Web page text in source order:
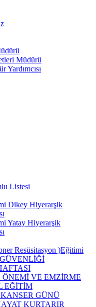
Müdürü
Listesi
Dikey Hiyerarşik
Yatay Hiyerarşik
Resüsitasyon )Eğitimi
VE EMZİRME
EĞİTİM
GÜNÜ
KURTARIR